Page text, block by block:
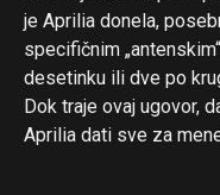
je Aprilia donela,
specifičnim
desetinku ili dve po
Dok traje ovaj ugovor,
Aprilia dati sve za